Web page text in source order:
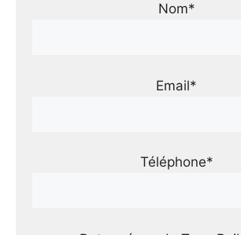
Nom*
Email*
Téléphone*